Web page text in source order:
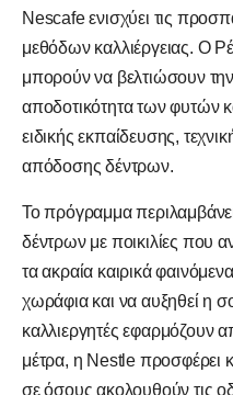
Nescafe ενισχύει τις
μεθόδων καλλιέργειας. Ο
μπορούν να βελτιώσουν
αποδοτικότητα των φυτών
ειδικής εκπαίδευσης,
απόδοσης δέντρων.
Το πρόγραμμα
δέντρων με ποικιλίες που
τα ακραία καιρικά
χωράφια και να αυξηθεί η
καλλιεργητές εφαρμόζουν
μέτρα, η Nestle προσφέρει
σε όσους ακολουθούν τις